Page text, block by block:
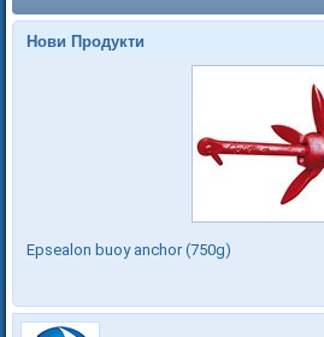
Нови Продукти
Epsealon buoy anchor (750g)